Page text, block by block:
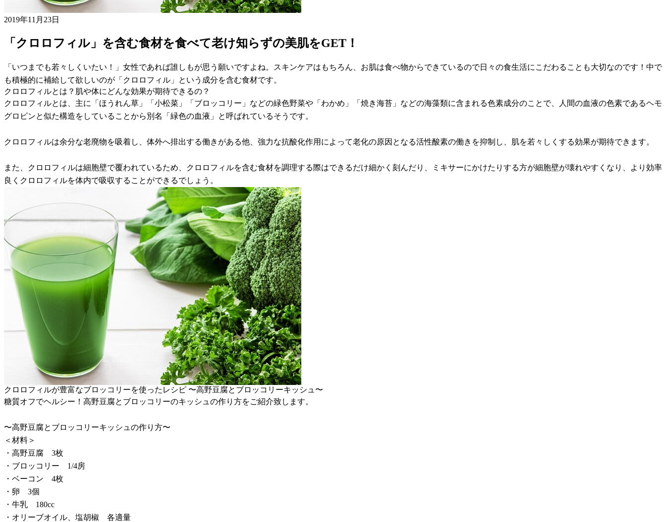
2019年11月23日
「クロロフィル」を含む食材を食べて老け知らずの美肌をGET！
「いつまでも若々しくいたい！」女性であれば誰しもが思う願いですよね。スキンケアはもちろん、お肌は食べ物からできているので日々の食生活にこだわることも大切なのです！中で
も積極的に補給して欲しいのが「クロロフィル」という成分を含む食材です。
クロロフィルとは？肌や体にどんな効果が期待できるの？
クロロフィルとは、主に「ほうれん草」「小松菜」「ブロッコリー」などの緑色野菜や「わかめ」「焼き海苔」などの海藻類に含まれる色素成分のことで、人間の血液の色素であるヘモ
グロビンと似た構造をしていることから別名「緑色の血液」と呼ばれているそうです。
クロロフィルは余分な老廃物を吸着し、体外へ排出する働きがある他、強力な抗酸化作用によって老化の原因となる活性酸素の働きを抑制し、肌を若々しくする効果が期待できます。
また、クロロフィルは細胞壁で覆われているため、クロロフィルを含む食材を調理する際はできるだけ細かく刻んだり、ミキサーにかけたりする方が細胞壁が壊れやすくなり、より効率
良くクロロフィルを体内で吸収することができるでしょう。
クロロフィルが豊富なブロッコリーを使ったレシピ 〜高野豆腐とブロッコリーキッシュ〜
糖質オフでヘルシー！高野豆腐とブロッコリーのキッシュの作り方をご紹介致します。
〜高野豆腐とブロッコリーキッシュの作り方〜
＜材料＞
・高野豆腐 3枚
・ブロッコリー 1/4房
・ベーコン 4枚
・卵 3個
・牛乳 180cc
・オリーブオイル、塩胡椒 各適量